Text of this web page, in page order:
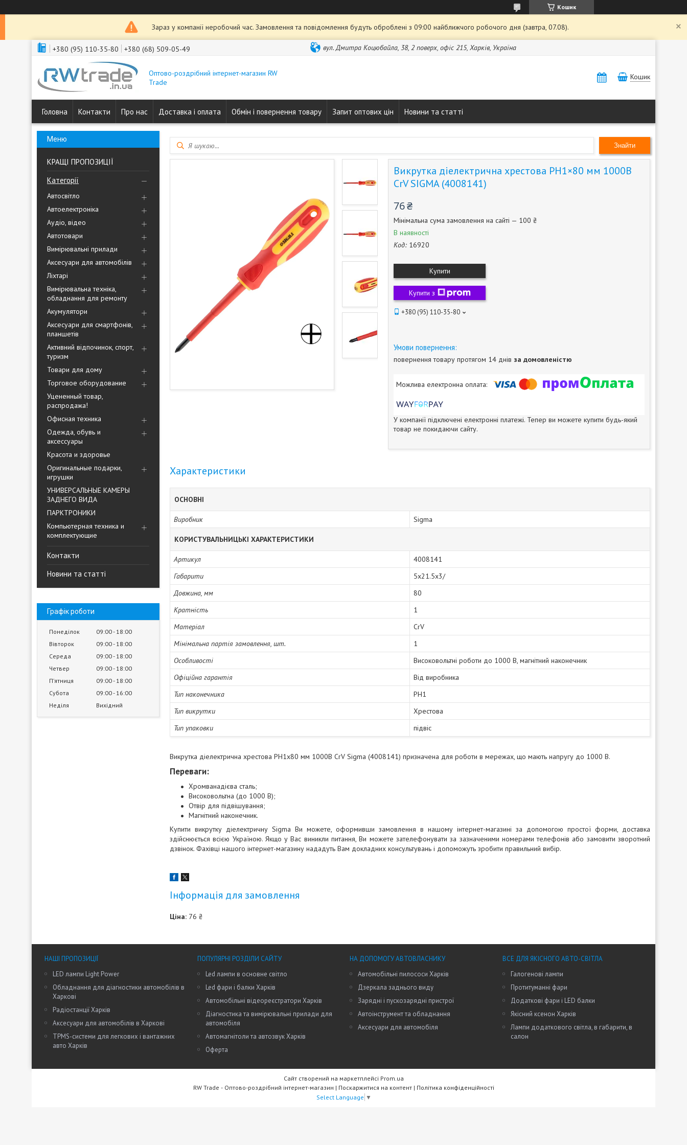
Кошик
Зараз у компанії неробочий час. Замовлення та повідомлення будуть оброблені з 09:00 найближчого робочого дня (завтра, 07.08).
+380 (95) 110-35-80 +380 (68) 509-05-49 вул. Дмитра Коцюбайла, 38, 2 поверх, офіс 215, Харків, Україна
Оптово-роздрібний інтернет-магазин RW
Trade
Кошик
Головна Контакти Про нас Доставка і оплата Обмін і повернення товару Запит оптових цін Новини та статті
КРАЩІ ПРОПОЗИЦІЇ
Категорії
Автосвітло
Автоелектроніка
Аудіо, відео
Автотовари
Вимірювальні прилади
Аксесуари для автомобілів
Ліхтарі
Вимірювальна техніка,
обладнання для ремонту
Акумулятори
Аксесуари для смартфонів,
планшетів
Активний відпочинок, спорт,
туризм
Товари для дому
Торговое оборудование
Уцененный товар,
распродажа!
Офисная техника
Одежда, обувь и
аксессуары
Красота и здоровье
Оригинальные подарки,
игрушки
УНИВЕРСАЛЬНЫЕ КАМЕРЫ
ЗАДНЕГО ВИДА
ПАРКТРОНИКИ
Компьютерная техника и
комплектующие
Контакти
Новини та статті
Графік роботи
Понеділок 09:00 18:00
Вівторок
09:00 18:00
Середа
09:00 18:00
Четвер
09:00 18:00
Пʼятниця
09:00 18:00
Субота
09:00 16:00
Неділя
Вихідний
Знайти
Викрутка діелектрична хрестова PH1×80 мм 1000В
CrV SIGMA (4008141)
76 ₴
Мінімальна сума замовлення на сайті — 100 ₴
В наявності
Код: 16920
Купити
Купити з
+380 (95) 110-35-80
повернення товару протягом 14 днів за домовленістю
У компанії підключені електронні платежі. Тепер ви можете купити будь-який
товар не покидаючи сайту.
Характеристики
ОСНОВНІ
Виробник Sigma
КОРИСТУВАЛЬНИЦЬКІ ХАРАКТЕРИСТИКИ
Артикул
4008141
Габарити
5x21.5x3/
Довжина, мм
80
Кратність
1
Матеріал
CrV
Мінімальна партія замовлення, шт.
1
Особливості
Високовольтні роботи до 1000 В, магнітний наконечник
Офіційна гарантія
Від виробника
Тип наконечника
PH1
Тип викрутки
Хрестова
Тип упаковки
підвіс
Викрутка діелектрична хрестова PH1x80 мм 1000В CrV Sigma (4008141) призначена для роботи в мережах, що мають напругу до 1000 В.
Переваги:
Хромванадієва сталь;
Високовольтна (до 1000 В);
Отвір для підвішування;
Магнітний наконечник.
Купити викрутку діелектричну Sigma Ви можете, оформивши замовлення в нашому інтернет-магазині за допомогою простої форми, доставка
здійснюється всією Україною. Якщо у Вас виникли питання, Ви можете зателефонувати за зазначеними номерами телефонів або замовити зворотний
дзвінок. Фахівці нашого інтернет-магазину нададуть Вам докладних консультувань і допоможуть зробити правильний вибір.
Інформація для замовлення
Ціна: 76 ₴
НАШІ ПРОПОЗИЦІЇ
LED лампи Light Power
Обладнання для діагностики автомобілів в
Харкові
Радіостанції Харків
Аксесуари для автомобілів в Харкові
TPMS-системи для легкових і вантажних
авто Харків
ПОПУЛЯРНІ РОЗДІЛИ САЙТУ
Led лампи в основне світло
Led фари і балки Харків
Автомобільні відеореєстратори Харків
Діагностика та вимірювальні прилади для
автомобіля
Автомагнітоли та автозвук Харків
Оферта
НА ДОПОМОГУ АВТОВЛАСНИКУ
Автомобільні пилососи Харків
Дзеркала заднього виду
Зарядні і пускозарядні пристрої
Автоінструмент та обладнання
Аксесуари для автомобіля
ВСЕ ДЛЯ ЯКІСНОГО АВТО-СВІТЛА
Галогенові лампи
Протитуманні фари
Додаткові фари і LED балки
Якісний ксенон Харків
Лампи додаткового світла, в габарити, в
салон
Сайт створений на маркетплейсі Prom.ua
RW Trade - Оптово-роздрібний інтернет-магазин | Поскаржитися на контент | Політика конфіденційності
Select Language ▼